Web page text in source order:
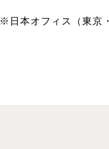
※日本オフィス（東京